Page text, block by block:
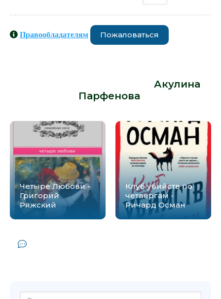
Правообладателям Пожаловаться
Акулина
Парфенова
Четыре Любови -
Григорий
Ряжский
Клуб убийств по
четвергам -
Ричард Осман